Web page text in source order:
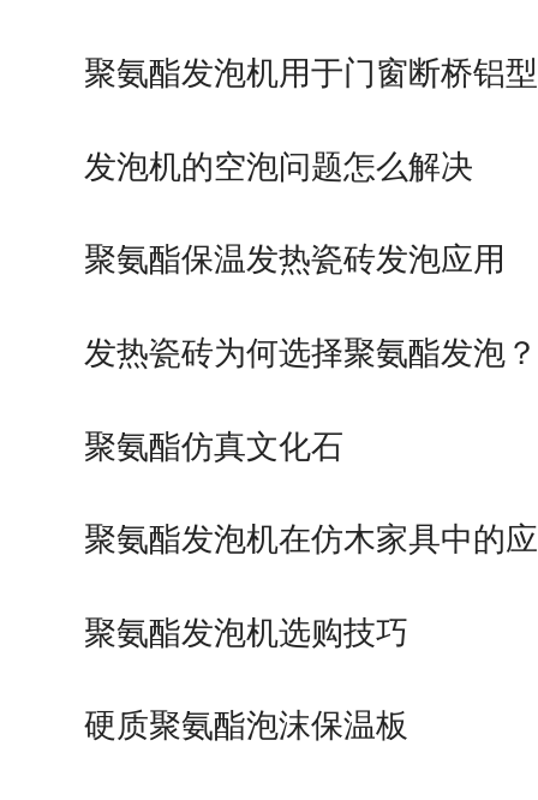
聚氨酯发泡机用于门窗断桥铝
发泡机的空泡问题怎么解决
聚氨酯保温发热瓷砖发泡应用
发热瓷砖为何选择聚氨酯发泡？
聚氨酯仿真文化石
聚氨酯发泡机在仿木家具中的
聚氨酯发泡机选购技巧
硬质聚氨酯泡沫保温板